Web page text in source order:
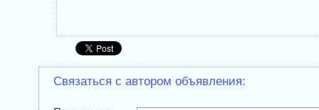
Связаться с автором объявления: